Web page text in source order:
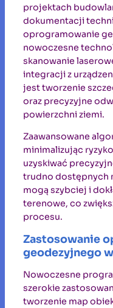
projektach
dokumentacji
oprogramowanie
nowoczesne
skanowanie
integracji z
jest tworzenie
oraz precyzyjne
powierzchni ziemi.
Zaawansowane
minimalizując
uzyskiwać
trudno dostępnych
mogą szybciej i
terenowe, co
procesu.
Zastosowanie
geodezyjnego
Nowoczesne
szerokie
tworzenie map